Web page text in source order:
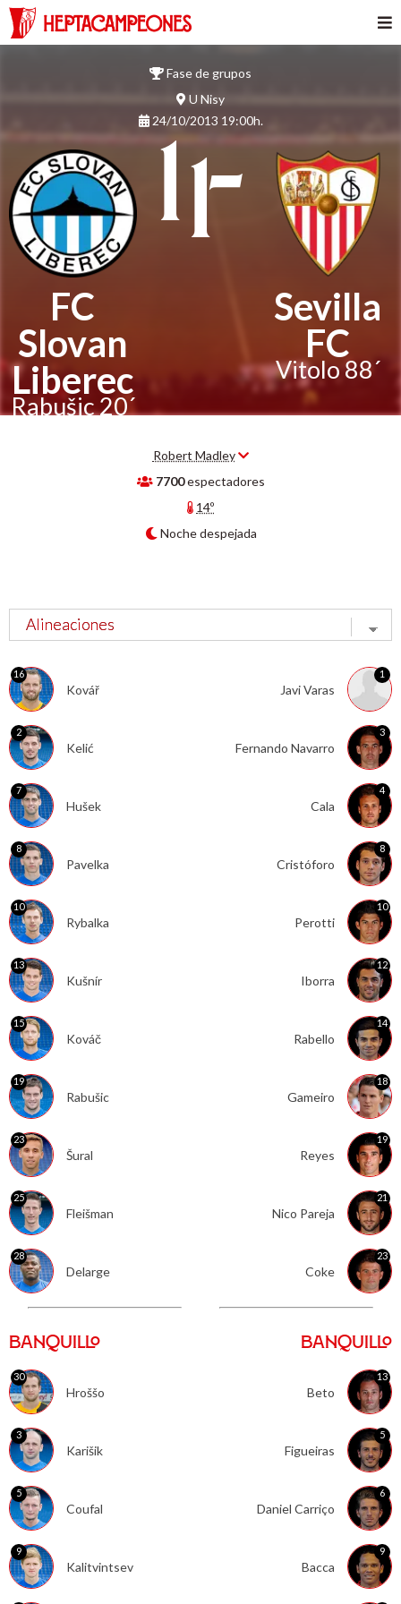
Fase de grupos
U Nisy
24/10/2013 19:00h.
FC
Slovan
Liberec
Rabušic 20´
1 -
1
Sevilla
FC
Vitolo 88´
Robert Madley
7700espectadores
14º
Noche despejada
16
Kovář
2
Kelić
7
Hušek
8
Pavelka
10
Rybalka
13
Kušnír
15
Kováč
19
Rabušic
23
Šural
25
Fleišman
28
Delarge
1
Javi Varas
3
Fernando Navarro
4
Cala
8
Cristóforo
10
Perotti
12
Iborra
14
Rabello
18
Gameiro
19
Reyes
21
Nico Pareja
23
Coke
BANQUILLO
30
Hroššo
3
Karišik
5
Coufal
9
Kalitvintsev
BANQUILLO
13
Beto
5
Figueiras
6
Daniel Carriço
9
Bacca